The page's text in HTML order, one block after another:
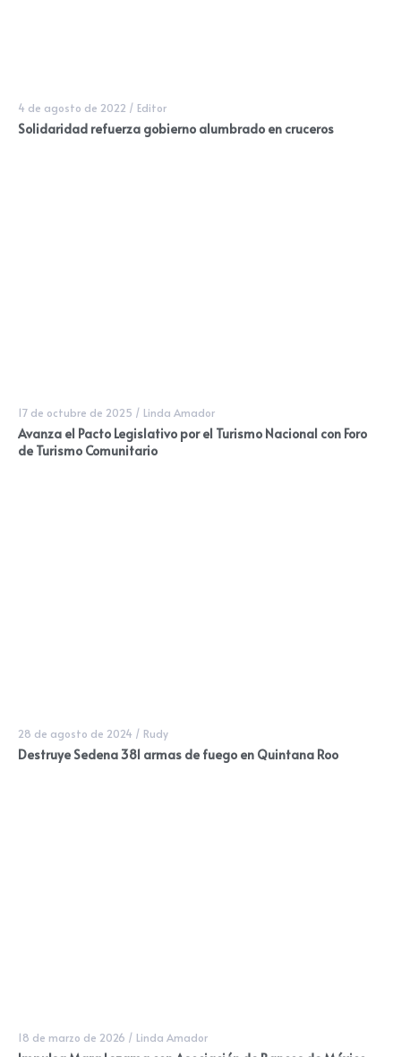
4 de agosto de 2022 / Editor
Solidaridad refuerza gobierno alumbrado en cruceros
17 de octubre de 2025 / Linda Amador
Avanza el Pacto Legislativo por el Turismo Nacional con Foro
de Turismo Comunitario
28 de agosto de 2024 / Rudy
Destruye Sedena 381 armas de fuego en Quintana Roo
18 de marzo de 2026 / Linda Amador